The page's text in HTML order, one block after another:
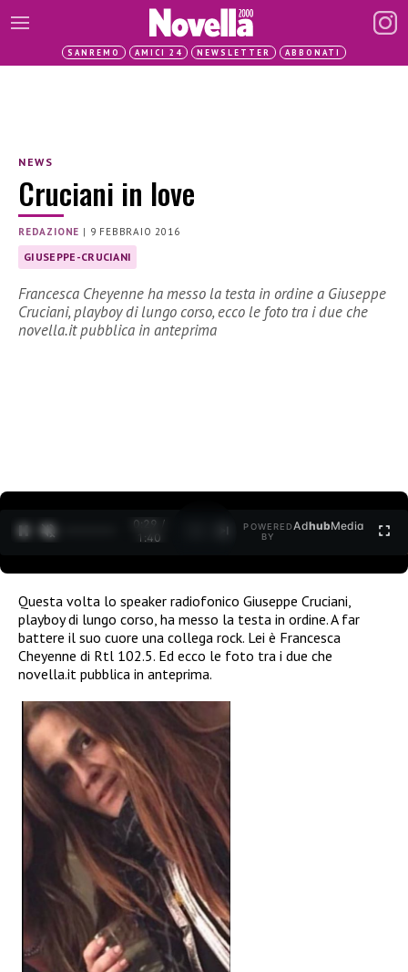
SANREMO AMICI 24 NEWSLETTER ABBONATI
NEWS
Cruciani in love
REDAZIONE | 9 FEBBRAIO 2016
GIUSEPPE-CRUCIANI
Francesca Cheyenne ha messo la testa in ordine a Giuseppe
Cruciani, playboy di lungo corso, ecco le foto tra i due che
novella.it pubblica in anteprima
0:30 /
1:40
POWERED
BY
AdhubMedia
Questa volta lo speaker radiofonico Giuseppe Cruciani,
playboy di lungo corso, ha messo la testa in ordine. A far
battere il suo cuore una collega rock. Lei è Francesca
Cheyenne di Rtl 102.5. Ed ecco le foto tra i due che
novella.it pubblica in anteprima.